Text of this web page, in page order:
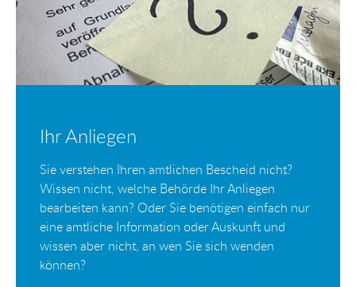
Ihr Anliegen
Sie verstehen Ihren amtlichen Bescheid nicht?
Wissen nicht, welche Behörde Ihr Anliegen
bearbeiten kann? Oder Sie benötigen einfach nur
eine amtliche Information oder Auskunft und
wissen aber nicht, an wen Sie sich wenden
können?